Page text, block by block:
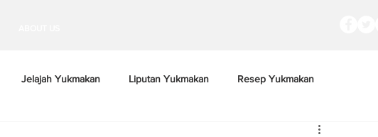
Jelajah Yukmakan Liputan Yukmakan Resep Yukmakan